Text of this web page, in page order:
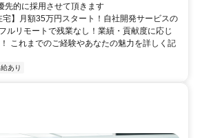
先的に採用させて頂きます
宅】月額35万円スタート！自社開発サービスの
ルリモートで残業なし！業績・貢献度に応じ
これまでのご経験やあなたの魅力を詳しく記
あり